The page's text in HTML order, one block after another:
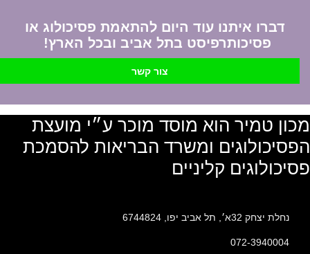
דברו איתנו עוד היום להתאמת פסיכולוג או
פסיכותרפיסט בתל אביב ובכל הארץ!
צור קשר
מכון טמיר הוא מוסד מוכר ע״י מועצת
הפסיכולוגים ומשרד הבריאות להסמכת
פסיכולוגים קליניים
נחלת יצחק 32א׳, תל אביב יפו, 6744824
072-3940004